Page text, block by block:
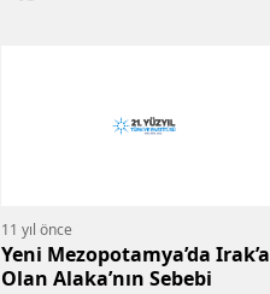
11 yıl önce
Yeni Mezopotamya’da Irak’a
Olan Alaka’nın Sebebi